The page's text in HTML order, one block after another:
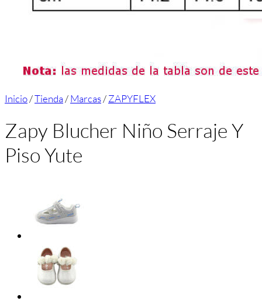
Inicio/Tienda/Marcas/ZAPYFLEX
Zapy Blucher Niño Serraje Y
Piso Yute